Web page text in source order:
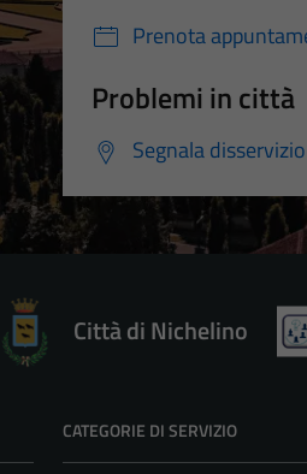
Prenota
Problemi in città
Segnala disservizio
Città di Nichelino
CATEGORIE DI SERVIZIO